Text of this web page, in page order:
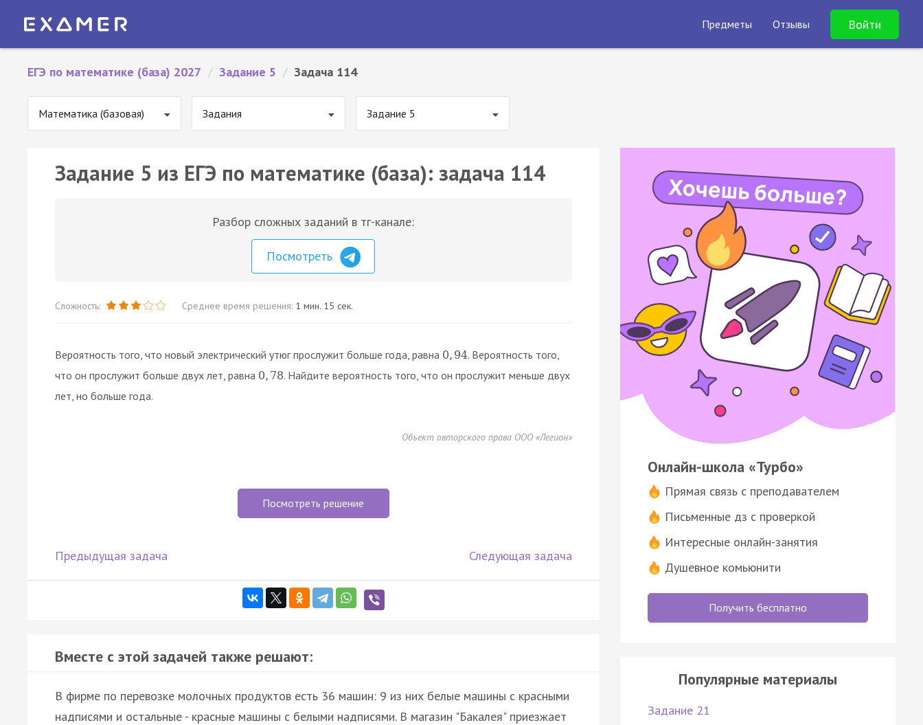
Предметы Отзывы Войти
ЕГЭ по математике (база) 2027 / Задание 5 / Задача 114
Математика (базовая) Задания Задание 5
Задание 5 из ЕГЭ по математике (база): задача 114
Разбор сложных заданий в тг-канале:
Посмотреть
Сложность: Среднее время решения: 1 мин. 15 сек.
Вероятность того, что новый электрический утюг прослужит больше года, равна 0, 94. Вероятность того,
что он прослужит больше двух лет, равна 0, 78. Найдите вероятность того, что он прослужит меньше двух
лет, но больше года.
Объект авторского права ООО «Легион»
Посмотреть решение
Предыдущая задача Следующая задача
Вместе с этой задачей также решают:
В фирме по перевозке молочных продуктов есть 36 машин: 9 из них белые машины с красными
надписями и остальные - красные машины с белыми надписями. В магазин "Бакалея" приезжает
Онлайн-школа «Турбо»
Прямая связь с преподавателем
Письменные дз с проверкой
Интересные онлайн-занятия
Душевное комьюнити
Получить бесплатно
Популярные материалы
Задание 21